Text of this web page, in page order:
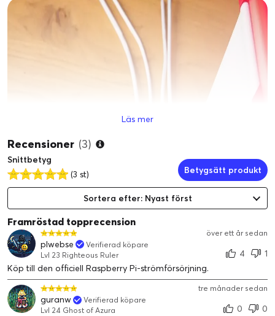
Läs mer
Recensioner (3)
Snittbetyg
(3 st)
Betygsätt produkt
Sortera efter: Nyast först
Framröstad topprecension
över ett år sedan
plwebse
Verifierad köpare
Lvl 23 Righteous Ruler
4
1
Köp till den officiell Raspberry Pi-strömförsörjning.
tre månader sedan
guranw
Verifierad köpare
Lvl 24 Ghost of Azura
0
0